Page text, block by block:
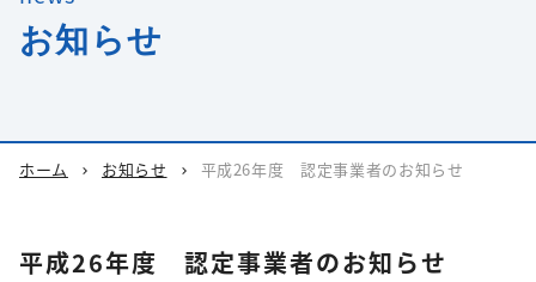
お知らせ
ホーム chevron_right お知らせ chevron_right 平成26年度 認定事業者のお知らせ
平成26年度 認定事業者のお知らせ